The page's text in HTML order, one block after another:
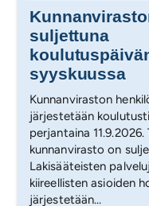
suljettuna
syyskuussa
Kunnanviraston
järjestetään
perjantaina
kunnanvirasto on
Lakisääteisten
kiireellisten asioiden
järjestetään...